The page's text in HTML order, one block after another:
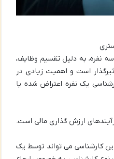
نفره، به دلیل تقسیم وظایف،
است و اهمیت زیادی در
یک نفره اعتراض شده یا
ارزش گذاری مالی است.
کارشناسی می تواند توسط یک